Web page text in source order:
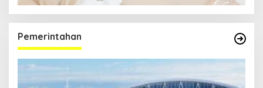
Pemerintahan